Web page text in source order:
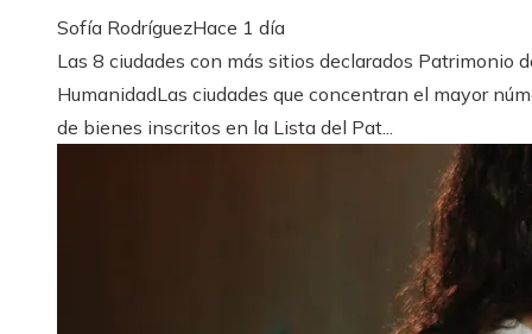
Sofía RodríguezHace 1 día
Las 8 ciudades con más sitios declarados Patrimonio
HumanidadLas ciudades que concentran el mayor
de bienes inscritos en la Lista del Pat...